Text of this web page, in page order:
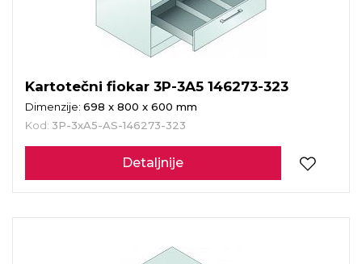
Kartotečni fiokar 3P-3A5 146273-323
Dimenzije: 698 x 800 x 600 mm
Kod: 3P-3xA5-AS-146273-323
Detaljnije